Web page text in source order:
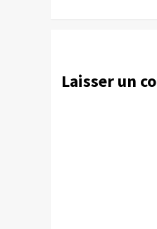
Laisser un